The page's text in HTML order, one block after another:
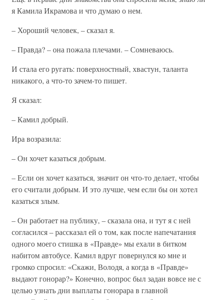
я Камила Икрамова и что думаю о нем.
– Хороший человек, – сказал я.
– Правда? – она пожала плечами. – Сомневаюсь.
И стала его ругать: поверхностный, хвастун, таланта
никакого, а что-то зачем-то пишет.
Я сказал:
– Камил добрый.
Ира возразила:
– Он хочет казаться добрым.
– Если он хочет казаться, значит он что-то делает, чтобы
его считали добрым. И это лучше, чем если бы он хотел
казаться злым.
– Он работает на публику, – сказала она, и тут я с ней
согласился – рассказал ей о том, как после напечатания
одного моего стишка в «Правде» мы ехали в битком
набитом автобусе. Камил вдруг повернулся ко мне и
громко спросил: «Скажи, Володя, а когда в «Правде»
выдают гонорар?» Конечно, вопрос был задан вовсе не с
целью узнать дни выплаты гонорара в главной